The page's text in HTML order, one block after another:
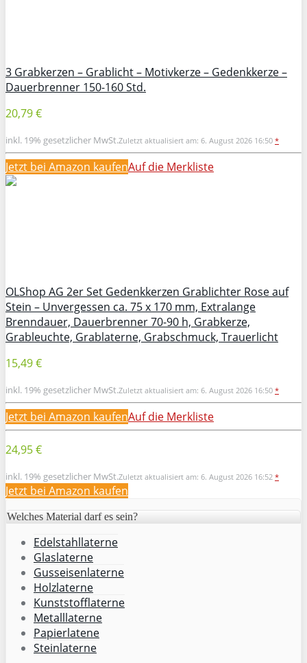
3 Grabkerzen – Grablicht – Motivkerze – Gedenkkerze –
Dauerbrenner 150-160 Std.
20,79 €
inkl. 19% gesetzlicher MwSt.Zuletzt aktualisiert am: 6. August 2026 16:50 *
Jetzt bei Amazon kaufenAuf die Merkliste
OLShop AG 2er Set Gedenkkerzen Grablichter Rose auf
Stein – Unvergessen ca. 75 x 170 mm, Extralange
Brenndauer, Dauerbrenner 70-90 h, Grabkerze,
Grableuchte, Grablaterne, Grabschmuck, Trauerlicht
15,49 €
inkl. 19% gesetzlicher MwSt.Zuletzt aktualisiert am: 6. August 2026 16:50 *
Jetzt bei Amazon kaufenAuf die Merkliste
24,95 €
inkl. 19% gesetzlicher MwSt.Zuletzt aktualisiert am: 6. August 2026 16:52 *
Jetzt bei Amazon kaufen
Welches Material darf es sein?
Edelstahllaterne
Glaslaterne
Gusseisenlaterne
Holzlaterne
Kunststofflaterne
Metalllaterne
Papierlatene
Steinlaterne